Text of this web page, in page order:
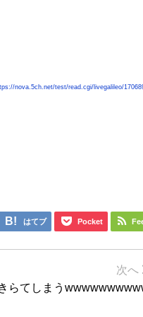
nova.5ch.net/test/read.cgi/livegalileo/
はてブ Pocket
らてしまう